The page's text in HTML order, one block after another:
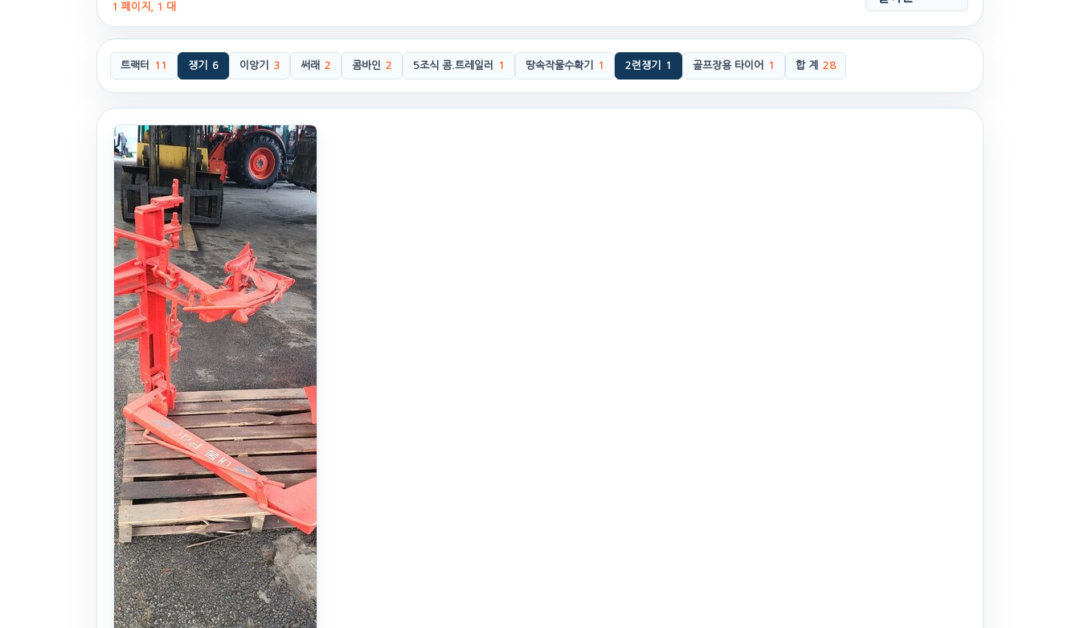
1 페이지, 1 대
트랙터 11 쟁기 6 이앙기 3 써래 2 콤바인 2 5조식 콤.트레일러 1 땅속작물수확기 1 2련쟁기 1 골프장용 타이어 1 합 계 28